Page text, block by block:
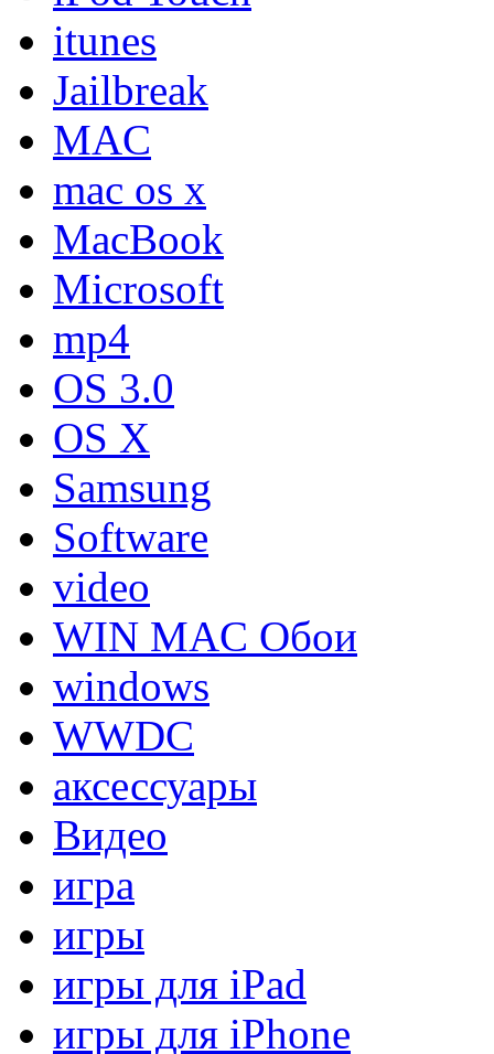
itunes
Jailbreak
MAC
mac os x
MacBook
Microsoft
mp4
OS 3.0
OS X
Samsung
Software
video
WIN MAC Обои
windows
WWDC
аксессуары
Видео
игра
игры
игры для iPad
игры для iPhone